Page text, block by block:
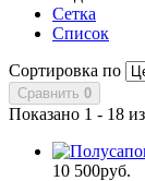
Сетка
Список
Сортировка по
Сравнить 0
Показано 1 - 18
10 500руб.